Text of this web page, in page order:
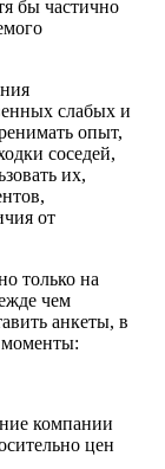
бы частично
слабых и
опыт,
соседей,
их,
от
только на
чем
анкеты, в
компании
цен